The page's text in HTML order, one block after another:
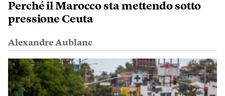
Perché il Marocco sta mettendo sotto
pressione Ceuta
Alexandre Aublanc